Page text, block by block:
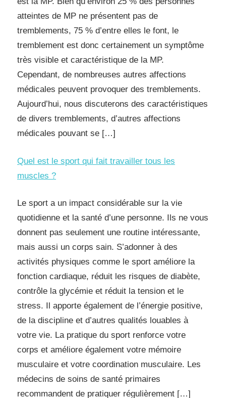
atteintes de MP ne présentent pas de
tremblements, 75 % d’entre elles le font, le
tremblement est donc certainement un symptôme
très visible et caractéristique de la MP.
Cependant, de nombreuses autres affections
médicales peuvent provoquer des tremblements.
Aujourd’hui, nous discuterons des caractéristiques
de divers tremblements, d’autres affections
médicales pouvant se […]
Quel est le sport qui fait travailler tous les
muscles ?
Le sport a un impact considérable sur la vie
quotidienne et la santé d’une personne. Ils ne vous
donnent pas seulement une routine intéressante,
mais aussi un corps sain. S’adonner à des
activités physiques comme le sport améliore la
fonction cardiaque, réduit les risques de diabète,
contrôle la glycémie et réduit la tension et le
stress. Il apporte également de l’énergie positive,
de la discipline et d’autres qualités louables à
votre vie. La pratique du sport renforce votre
corps et améliore également votre mémoire
musculaire et votre coordination musculaire. Les
médecins de soins de santé primaires
recommandent de pratiquer régulièrement […]